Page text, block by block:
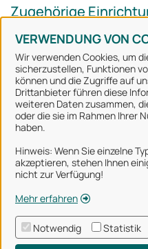
VERWENDUNG VON
Wir verwenden Cookies, um
sicherzustellen, Funktionen
können und die Zugriffe auf
Drittanbieter führen diese
weiteren Daten zusammen,
oder die sie im Rahmen Ihrer
haben.
Hinweis: Wenn Sie einzelne
akzeptieren, stehen Ihnen
nicht zur Verfügung!
Mehr erfahren
Notwendig Statistik
Zugehörige
Stadt
Alle Rechte
Über uns
Impressum
Datenschutzerklärung